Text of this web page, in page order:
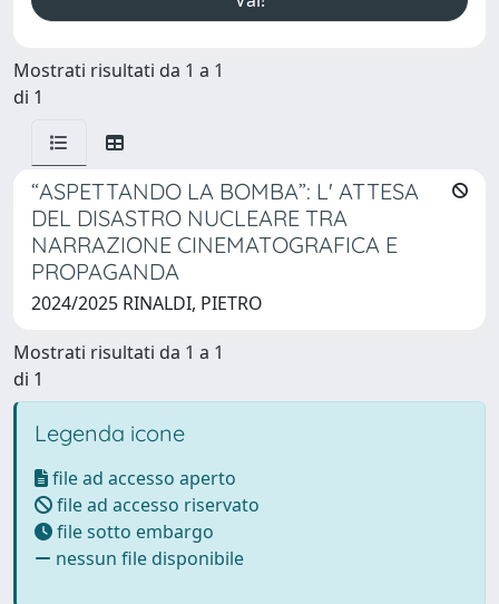
Mostrati risultati da 1 a 1
di 1
“ASPETTANDO LA BOMBA”: L' ATTESA
DEL DISASTRO NUCLEARE TRA
NARRAZIONE CINEMATOGRAFICA E
PROPAGANDA
2024/2025 RINALDI, PIETRO
Mostrati risultati da 1 a 1
di 1
Legenda icone
file ad accesso aperto
file ad accesso riservato
file sotto embargo
nessun file disponibile